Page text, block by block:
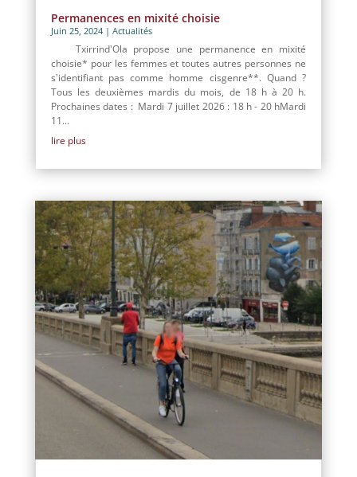
Permanences en mixité choisie
Juin 25, 2024| Actualités
Txirrind'Ola propose une permanence en mixité
choisie* pour les femmes et toutes autres personnes ne
s'identifiant pas comme homme cisgenre**. Quand ?
Tous les deuxièmes mardis du mois, de 18 h à 20 h.
Prochaines dates : Mardi 7 juillet 2026 : 18 h - 20 hMardi
11...
lire plus